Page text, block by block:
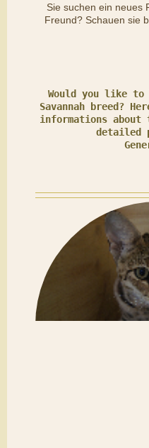
Sie suchen ein neues
Freund? Schauen sie
Would you like to
Savannah breed?
informations about
detailed